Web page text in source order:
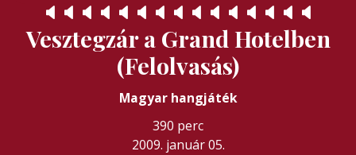
🔈 🔈 🔈 🔈 🔈 🔈 🔈 🔈 🔈 🔈 🔈 🔈 🔈 🔈 🔈
Vesztegzár a Grand Hotelben
(Felolvasás)
Magyar hangjáték
390 perc
2009. január 05.